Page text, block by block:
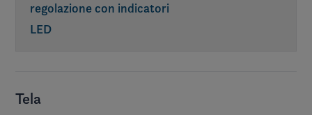
regolazione con indicatori
LED
Tela